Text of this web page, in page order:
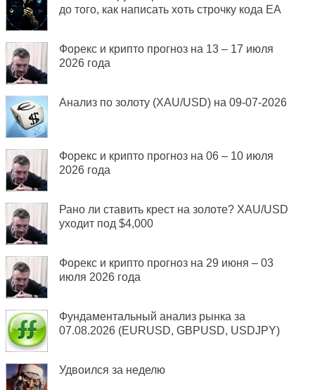
до того, как написать хоть строчку кода EA
Форекс и крипто прогноз на 13 – 17 июля
2026 года
Анализ по золоту (XAU/USD) на 09-07-2026
Форекс и крипто прогноз на 06 – 10 июля
2026 года
Рано ли ставить крест на золоте? XAU/USD
уходит под $4,000
Форекс и крипто прогноз на 29 июня – 03
июля 2026 года
Фундаментальный анализ рынка за
07.08.2026 (EURUSD, GBPUSD, USDJPY)
Удвоился за неделю